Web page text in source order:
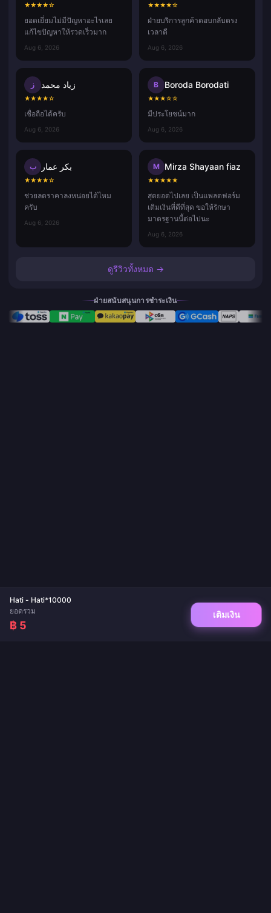
Hati - Hati*10000
ยอดรวม
฿ 5
เติมเงิน
★★★★☆
ยอดเยี่ยมไม่มีปัญหาอะไรเลย
แก้ไขปัญหาให้รวดเร็วมาก
Aug 6, 2026
★★★★☆
ฝ่ายบริการลูกค้าตอบกลับตรง
เวลาดี
Aug 6, 2026
ز زياد محمد
★★★★☆
เชื่อถือได้ครับ
Aug 6, 2026
B Boroda Borodati
★★★☆☆
มีประโยชน์มาก
Aug 6, 2026
ب بكر عمار
★★★★☆
ช่วยลดราคาลงหน่อยได้ไหม
ครับ
Aug 6, 2026
M Mirza Shayaan fiaz
★★★★★
สุดยอดไปเลย เป็นแพลตฟอร์ม
เติมเงินที่ดีที่สุด ขอให้รักษา
มาตรฐานนี้ต่อไปนะ
Aug 6, 2026
ดูรีวิวทั้งหมด →
ฝ่ายสนับสนุนการชำระเงิน